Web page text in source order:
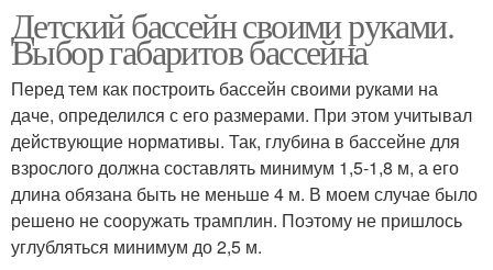
Детский бассейн своими руками.
Выбор габаритов бассейна
Перед тем как построить бассейн своими руками на
даче, определился с его размерами. При этом учитывал
действующие нормативы. Так, глубина в бассейне для
взрослого должна составлять минимум 1,5-1,8 м, а его
длина обязана быть не меньше 4 м. В моем случае было
решено не сооружать трамплин. Поэтому не пришлось
углубляться минимум до 2,5 м.